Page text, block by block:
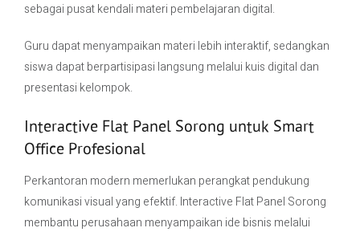
sebagai pusat kendali materi pembelajaran digital.
Guru dapat menyampaikan materi lebih interaktif, sedangkan
siswa dapat berpartisipasi langsung melalui kuis digital dan
presentasi kelompok.
Interactive Flat Panel Sorong untuk Smart
Office Profesional
Perkantoran modern memerlukan perangkat pendukung
komunikasi visual yang efektif. Interactive Flat Panel Sorong
membantu perusahaan menyampaikan ide bisnis melalui